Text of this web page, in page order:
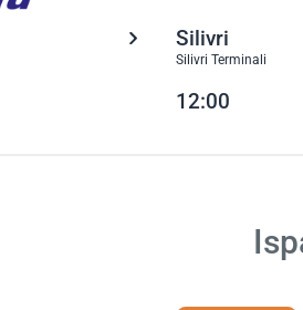
Silivri
Silivri Terminali
12:00